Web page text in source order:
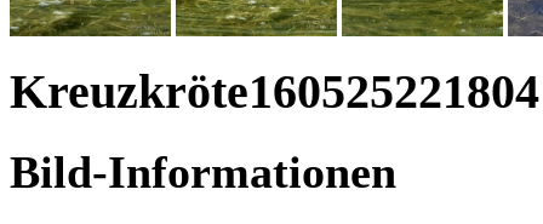
Kreuzkröte160525221804
Bild-Informationen